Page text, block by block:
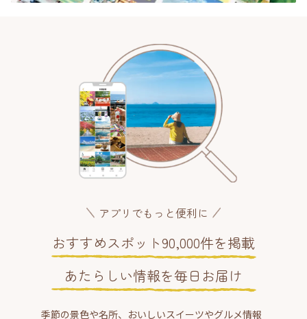
アプリでもっと便利に
おすすめスポット90,000件を掲載
あたらしい情報を毎日お届け
季節の景色や名所、おいしいスイーツやグルメ情報